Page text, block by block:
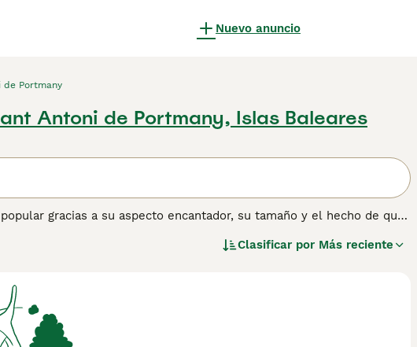
Nuevo anuncio
de Portmany
Antoni de Portmany, Islas Baleares
gracias a su aspecto encantador, su tamaño y el hecho de que
lealtad y el hecho de ser extremadamente adaptables y que
obtener información sobre esta raza de perro.
Clasificar por Más reciente